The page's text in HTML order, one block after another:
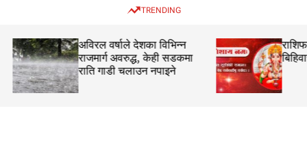
TRENDING
अविरल वर्षाले देशका विभिन्न
राजमार्ग अवरुद्ध, केही सडकमा
राति गाडी चलाउन नपाइने
राशिफल: २१ साउन
बिहिवार